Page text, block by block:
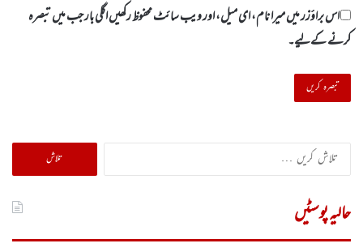
اس براؤزر میں میرا نام، ای میل، اور ویب سائٹ محفوظ رکھیں اگلی بار جب میں تبصرہ
کرنے کےلیے۔
تلاش
کریں
حالیہ پوسٹیں